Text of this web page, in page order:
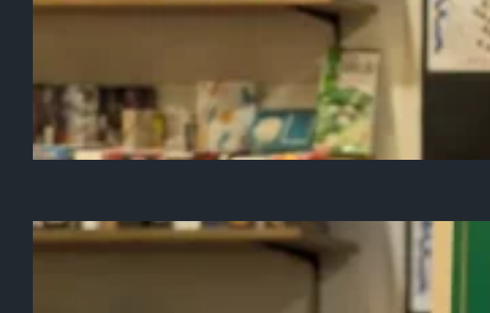
Game-arrived
「六華」入荷のお知らせ
Game-arrived